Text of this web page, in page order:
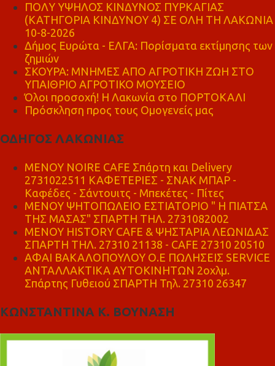
ΠΟΛΥ ΥΨΗΛΟΣ ΚΙΝΔΥΝΟΣ ΠΥΡΚΑΓΙΑΣ
(ΚΑΤΗΓΟΡΙΑ ΚΙΝΔΥΝΟΥ 4) ΣΕ ΟΛΗ ΤΗ ΛΑΚΩΝΙΑ
10-8-2026
Δήμος Ευρώτα - ΕΛΓΑ: Πορίσματα εκτίμησης των
ζημιών
ΣΚΟΥΡΑ: ΜΝΗΜΕΣ ΑΠΟ ΑΓΡΟΤΙΚΗ ΖΩΗ ΣΤΟ
ΥΠΑΙΘΡΙΟ ΑΓΡΟΤΙΚΟ ΜΟΥΣΕΙΟ
Όλοι προσοχή! Η Λακωνία στο ΠΟΡΤΟΚΑΛΙ
Πρόσκληση προς τους Ομογενείς μας
ΟΔΗΓΟΣ ΛΑΚΩΝΙΑΣ
MENOY NOIRE CAFE Σπάρτη και Delivery
2731022511 ΚΑΦΕΤΕΡΙΕΣ - ΣΝΑΚ ΜΠΑΡ -
Καφέδες - Σάντουιτς - Μπεκέτες - Πίτες
ΜΕΝΟΥ ΨΗΤΟΠΩΛΕΙΟ ΕΣΤΙΑΤΟΡΙΟ " Η ΠΙΑΤΣΑ
ΤΗΣ ΜΑΣΑΣ" ΣΠΑΡΤΗ ΤΗΛ. 2731082002
ΜΕΝΟΥ HISTORY CAFE & ΨΗΣΤΑΡΙΑ ΛΕΩΝΙΔΑΣ
ΣΠΑΡΤΗ ΤΗΛ. 27310 21138 - CAFE 27310 20510
ΑΦΑΙ ΒΑΚΑΛΟΠΟΥΛΟΥ Ο.Ε ΠΩΛΗΣΕΙΣ SERVICE
ΑΝΤΑΛΛΑΚΤΙΚΑ ΑΥΤΟΚΙΝΗΤΩΝ 2οχλμ.
Σπάρτης Γυθειού ΣΠΑΡΤΗ Τηλ. 27310 26347
ΚΩΝΣΤΑΝΤΙΝΑ Κ. ΒΟΥΝΑΣΗ